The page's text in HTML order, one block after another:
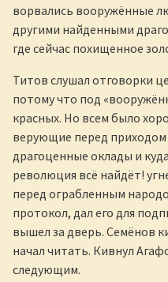
ворвались вооружённые
другими найденными
где сейчас похищенное
Титов слушал отговорки
потому что под
красных. Но всем было
верующие перед
драгоценные оклады и
революция всё найдёт!
перед ограбленным
протокол, дал его для
вышел за дверь. Семёнов
начал читать. Кивнул
следующим.